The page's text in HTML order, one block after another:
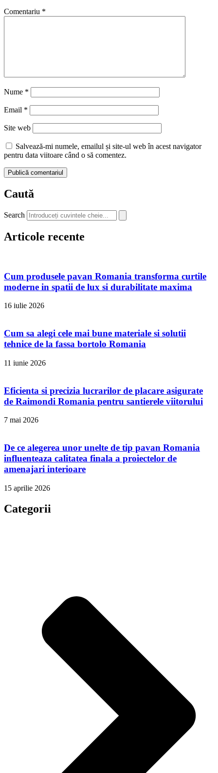
Comentariu *
Nume *
Email *
Site web
Salvează-mi numele, emailul și site-ul web în acest navigator
pentru data viitoare când o să comentez.
Caută
Search
Articole recente
Cum produsele pavan Romania transforma curtile
moderne in spatii de lux si durabilitate maxima
16 iulie 2026
Cum sa alegi cele mai bune materiale si solutii
tehnice de la fassa bortolo Romania
11 iunie 2026
Eficienta si precizia lucrarilor de placare asigurate
de Raimondi Romania pentru santierele viitorului
7 mai 2026
De ce alegerea unor unelte de tip pavan Romania
influenteaza calitatea finala a proiectelor de
amenajari interioare
15 aprilie 2026
Categorii